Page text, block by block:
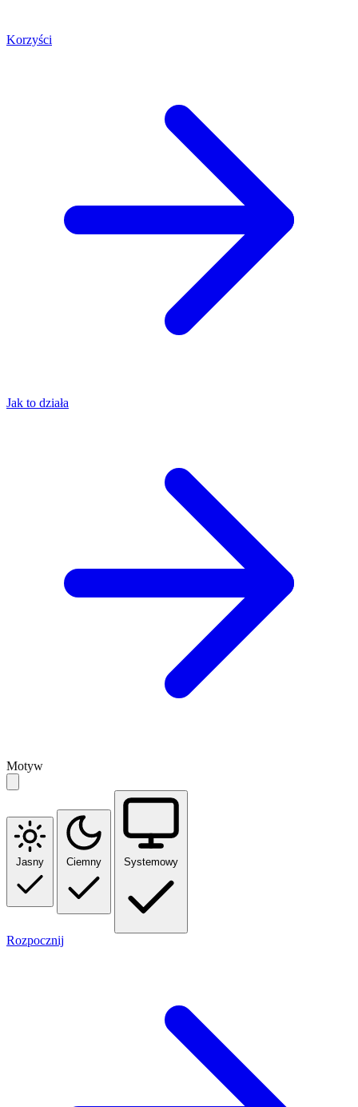
Korzyści
Jak to działa
Motyw
Jasny Ciemny Systemowy
Rozpocznij